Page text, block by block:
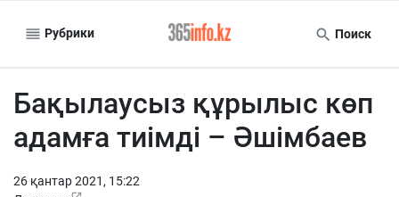
Рубрики Поиск
Бақылаусыз құрылыс көп
адамға тиімді – Әшімбаев
26 қантар 2021, 15:22